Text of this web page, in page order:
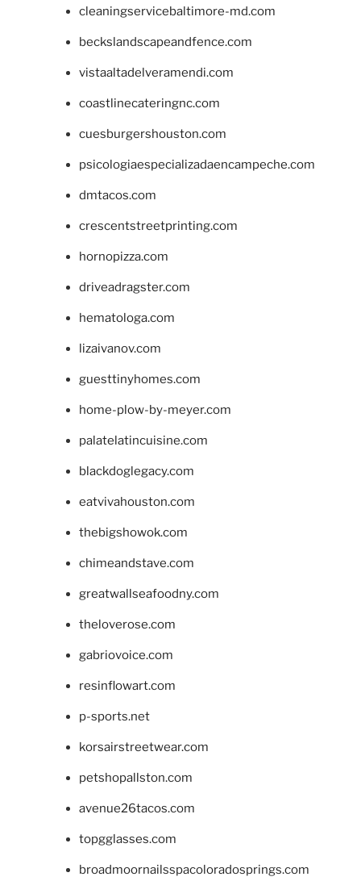
cleaningservicebaltimore-md.com
beckslandscapeandfence.com
vistaaltadelveramendi.com
coastlinecateringnc.com
cuesburgershouston.com
psicologiaespecializadaencampeche.com
dmtacos.com
crescentstreetprinting.com
hornopizza.com
driveadragster.com
hematologa.com
lizaivanov.com
guesttinyhomes.com
home-plow-by-meyer.com
palatelatincuisine.com
blackdoglegacy.com
eatvivahouston.com
thebigshowok.com
chimeandstave.com
greatwallseafoodny.com
theloverose.com
gabriovoice.com
resinflowart.com
p-sports.net
korsairstreetwear.com
petshopallston.com
avenue26tacos.com
topgglasses.com
broadmoornailsspacoloradosprings.com